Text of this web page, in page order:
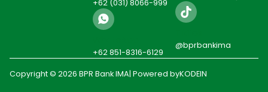
+62 (031) 8066-999
+62 851-8316-6129
@bprbankima
Copyright © 2026 BPR Bank IMA| Powered byKODEIN